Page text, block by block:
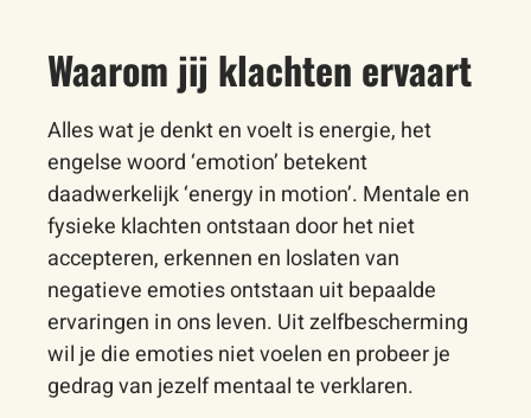
Waarom jij klachten ervaart
Alles wat je denkt en voelt is energie, het
engelse woord ‘emotion’ betekent
daadwerkelijk ‘energy in motion’. Mentale en
fysieke klachten ontstaan door het niet
accepteren, erkennen en loslaten van
negatieve emoties ontstaan uit bepaalde
ervaringen in ons leven. Uit zelfbescherming
wil je die emoties niet voelen en probeer je
gedrag van jezelf mentaal te verklaren.